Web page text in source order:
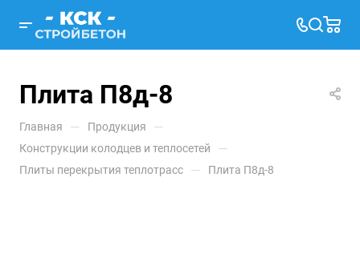
Плита П8д-8
Главная — Продукция —
Конструкции колодцев и теплосетей —
Плиты перекрытия теплотрасс — Плита П8д-8